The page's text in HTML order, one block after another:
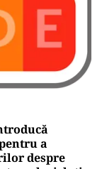
a
despre